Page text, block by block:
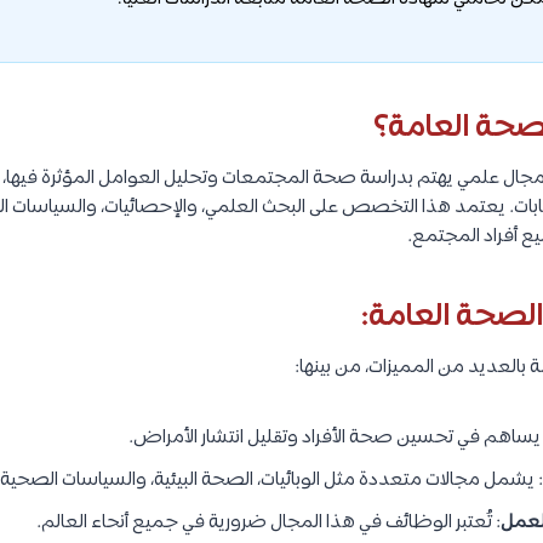
العامة؟
علمي يهتم بدراسة صحة المجتمعات وتحليل العوامل المؤثرة
يعتمد هذا التخصص على البحث العلمي، والإحصائيات، والسياسات
أفراد المجتمع.
العامة:
من المميزات، من بينها:
في تحسين صحة الأفراد وتقليل انتشار الأمراض.
: يشمل مجالات متعددة مثل الوبائيات، الصحة البيئية، والسياسات
: تُعتبر الوظائف في هذا المجال ضرورية في جميع أنحاء العالم.